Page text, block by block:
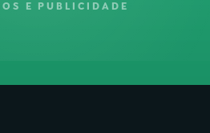
E PUBLICIDADE